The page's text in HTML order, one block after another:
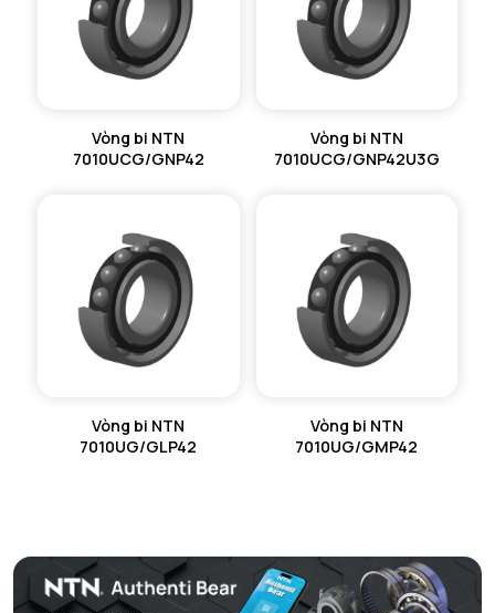
Vòng bi NTN
7010UCG/GNP42
Vòng bi NTN
7010UCG/GNP42U3G
Vòng bi NTN
7010UG/GLP42
Vòng bi NTN
7010UG/GMP42